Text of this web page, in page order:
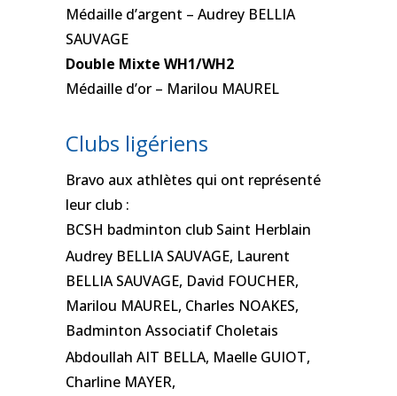
Médaille d’argent – Audrey BELLIA
SAUVAGE
Double Mixte WH1/WH2
Médaille d’or – Marilou MAUREL
Clubs ligériens
Bravo aux athlètes qui ont représenté
leur club :
BCSH badminton club Saint Herblain
Audrey BELLIA SAUVAGE, Laurent
BELLIA SAUVAGE, David FOUCHER,
Marilou MAUREL, Charles NOAKES,
Badminton Associatif Choletais
Abdoullah AIT BELLA, Maelle GUIOT,
Charline MAYER,